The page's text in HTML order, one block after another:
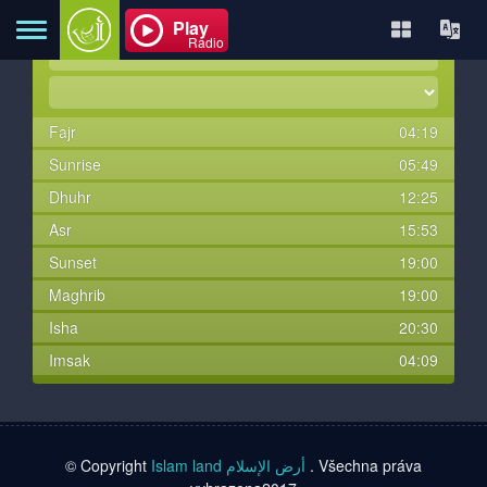
Domů
O
nás
Kontakt
Televizory
Play
Radio
Fajr
04:19
Sunrise
05:49
Dhuhr
12:25
Asr
15:53
Sunset
19:00
Maghrib
19:00
Isha
20:30
Imsak
04:09
© Copyright Islam land أرض الإسلام . Všechna práva